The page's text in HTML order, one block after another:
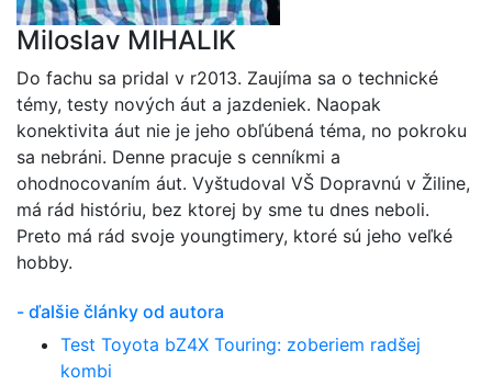
Miloslav MIHALIK
Do fachu sa pridal v r2013. Zaujíma sa o technické
témy, testy nových áut a jazdeniek. Naopak
konektivita áut nie je jeho obľúbená téma, no pokroku
sa nebráni. Denne pracuje s cenníkmi a
ohodnocovaním áut. Vyštudoval VŠ Dopravnú v Žiline,
má rád históriu, bez ktorej by sme tu dnes neboli.
Preto má rád svoje youngtimery, ktoré sú jeho veľké
hobby.
- ďalšie články od autora
Test Toyota bZ4X Touring: zoberiem radšej
kombi